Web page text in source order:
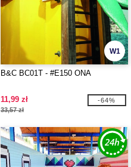
W1
B&C BC01T - #E150 ONA
11,99 zł
33,57 zł
-64%